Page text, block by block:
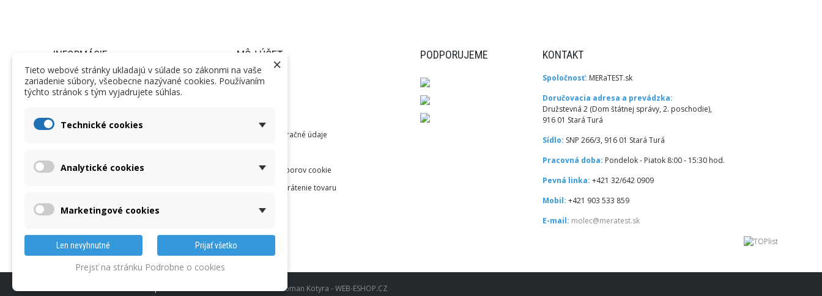
INFORMÁCIE
Informácie
Obchodné podmienky
Kalibrácie
O nás
MÔJ ÚČET
Objednávky
Adresy a fakturačné údaje
Nastavenia súborov cookie
Reklamácia a vrátenie tovaru
PODPORUJEME KONTAKT
Spoločnosť: MERaTEST.sk
Doručovacia adresa a prevádzka:
Družstevná 2 (Dom štátnej správy, 2. poschodie),
916 01 Stará Turá
Sídlo: SNP 266/3, 916 01 Stará Turá
Pracovná doba: Pondelok - Piatok 8:00 - 15:30 hod.
Pevná linka: +421 32/642 0909
Mobil: +421 903 533 859
E-mail: molec@meratest.sk
Realizace internetového obchodu: Roman Kotyra - WEB-ESHOP.CZ
×
Tieto webové stránky ukladajú v súlade so zákonmi na vaše
zariadenie súbory, všeobecne nazývané cookies. Používaním
týchto stránok s tým vyjadrujete súhlas.
Technické cookies
Analytické cookies
Marketingové cookies
Len nevyhnutné Prijať všetko
Prejsť na stránku Podrobne o cookies